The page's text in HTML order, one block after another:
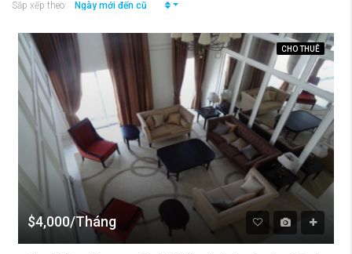
Sắp xếp theo: Ngày mới đến cũ
CHO THUÊ
$4,000/Tháng